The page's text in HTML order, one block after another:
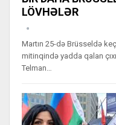
LÖVHƏLƏR
Martın 25-də Brüsseldə
mitinqində yadda qalan
Telman…